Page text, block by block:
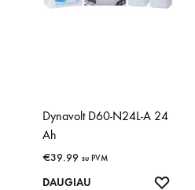
IŠSAUGOTI
Dynavolt D60-N24L-A 24
Ah
€39.99 su PVM
DAUGIAU